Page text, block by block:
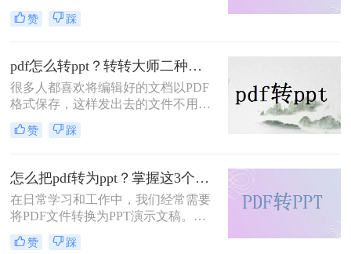
格式可以更好地展示内容，便于演讲
和展示。然而，许多在线转换工具需
将介绍如何免费把pdf转成PPT，并提
供一些相关的技巧和注意事项。
赞 踩
pdf怎么转ppt？转转大师二种转换方法掌握好！
很多人都喜欢将编辑好的文档以PDF
格式保存，这样发出去的文件不用担
心乱码、排版出错等问题，打印也可
以很清晰，不过，虽然PDF文件的兼
多时候都需要转换成易编辑的文档，
那么怎么将pdf怎么转ppt？对于初入
职场的朋友来说，可能还不知道怎么
pdf转ppt，但是不用担心，格式转换
并不是很难的操作，只要有好的工具
赞 踩
怎么把pdf转为ppt？掌握这3个方法就够了！
在日常学习和工作中，我们经常需要
将PDF文件转换为PPT演示文稿。
PDF文件因其稳定性和兼容性而广泛
用于文档共享和打印，而PPT则是一
赞 踩